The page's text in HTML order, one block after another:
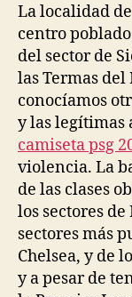
La localidad
centro
del sector de
las Termas del
conocíamos
y las legítimas
camiseta psg
violencia. La
de las clases
los sectores
sectores más
Chelsea, y de
y a pesar de